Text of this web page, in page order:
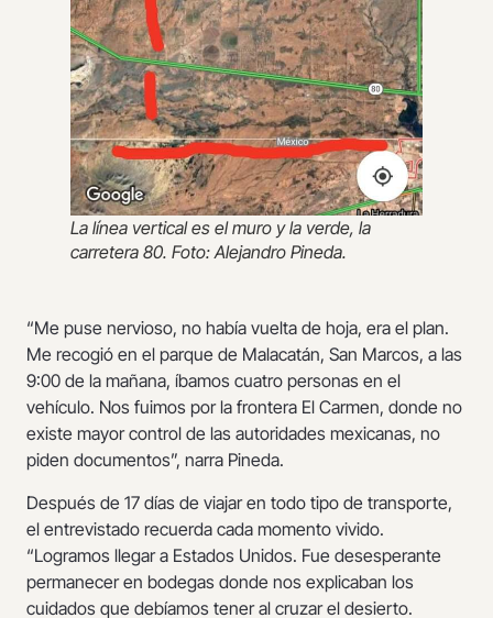
La línea vertical es el muro y la verde, la
carretera 80. Foto: Alejandro Pineda.
“Me puse nervioso, no había vuelta de hoja, era el plan.
Me recogió en el parque de Malacatán, San Marcos, a las
9:00 de la mañana, íbamos cuatro personas en el
vehículo. Nos fuimos por la frontera El Carmen, donde no
existe mayor control de las autoridades mexicanas, no
piden documentos”, narra Pineda.
Después de 17 días de viajar en todo tipo de transporte,
el entrevistado recuerda cada momento vivido.
“Logramos llegar a Estados Unidos. Fue desesperante
permanecer en bodegas donde nos explicaban los
cuidados que debíamos tener al cruzar el desierto.